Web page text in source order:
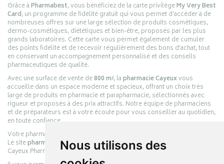
Nous utilisons des
Grâce àPharmabest, vous bénéficiez de la carte privilègeMy Very Best
Card, un programme de fidélité gratuit qui vous permet d’accéder à de
nombreuses offres sur une large sélection de produits cosmétiques,
dermo-cosmétiques, diététiques et bien-être, proposés par les plus
grands laboratoires. Cette carte vous permet également de cumuler
des points fidélité et de recevoir régulièrement des bons d’achat, tout
en conservant un accompagnement personnalisé et des conseils
pharmaceutiques de qualité.
Avec une surface de vente de800 m², lapharmacie Cayeuxvous
accueille dans un espace moderne et spacieux, offrant un choix très
large de produits en pharmacie et parapharmacie, sélectionnés avec
rigueur et proposés à des prix attractifs. Notre équipe de pharmaciens
et de préparateurs est à votre écoute pour vous conseiller au quotidien,
en toute confiance.
Votre pharmacie en ligne :
Le sitepharmacie-cayeux.frest le prolongement digital de la pharmacie
Cayeux Pharmabest Berck-sur-Mer – Rang-du-Fliers.